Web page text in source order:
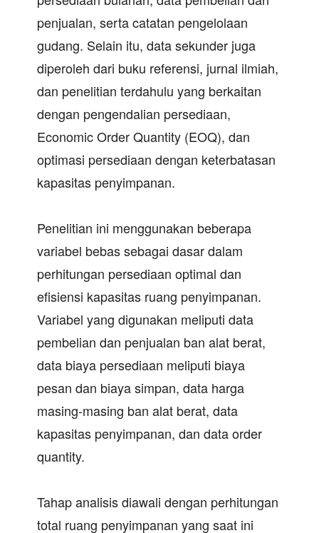
penjualan, serta catatan pengelolaan
gudang. Selain itu, data sekunder juga
diperoleh dari buku referensi, jurnal ilmiah,
dan penelitian terdahulu yang berkaitan
dengan pengendalian persediaan,
Economic Order Quantity (EOQ), dan
optimasi persediaan dengan keterbatasan
kapasitas penyimpanan.
Penelitian ini menggunakan beberapa
variabel bebas sebagai dasar dalam
perhitungan persediaan optimal dan
efisiensi kapasitas ruang penyimpanan.
Variabel yang digunakan meliputi data
pembelian dan penjualan ban alat berat,
data biaya persediaan meliputi biaya
pesan dan biaya simpan, data harga
masing-masing ban alat berat, data
kapasitas penyimpanan, dan data order
quantity.
Tahap analisis diawali dengan perhitungan
total ruang penyimpanan yang saat ini